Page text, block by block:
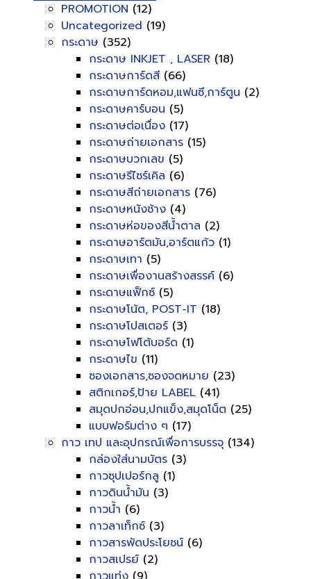
PROMOTION (12)
Uncategorized (19)
กระดาษ (352)
กระดาษ INKJET , LASER (18)
กระดาษการ์ดสี (66)
กระดาษการ์ดหอม,แฟนซี,การ์ตูน (2)
กระดาษคาร์บอน (5)
กระดาษต่อเนื่อง (17)
กระดาษถ่ายเอกสาร (15)
กระดาษบวกเลข (5)
กระดาษรีไซร์เคิล (6)
กระดาษสีถ่ายเอกสาร (76)
กระดาษหนังช้าง (4)
กระดาษห่อของสีน้ำตาล (2)
กระดาษอาร์ตมัน,อาร์ตแก้ว (1)
กระดาษเทา (5)
กระดาษเพื่องานสร้างสรรค์ (6)
กระดาษแฟ็กซ์ (5)
กระดาษโน้ต, POST-IT (18)
กระดาษโปสเตอร์ (3)
กระดาษโฟโต้บอร์ด (1)
กระดาษไข (11)
ซองเอกสาร,ซองจดหมาย (23)
สติกเกอร์,ป้าย LABEL (41)
สมุดปกอ่อน,ปกแข็ง,สมุดโน็ต (25)
แบบฟอร์มต่าง ๆ (17)
กาว เทป และอุปกรณ์เพื่อการบรรจุ (134)
กล่องใส่นามบัตร (3)
กาวซุปเปอร์กลู (1)
กาวดินน้ำมัน (3)
กาวน้ำ (6)
กาวลาเท็กซ์ (3)
กาวสารพัดประโยชน์ (6)
กาวสเปรย์ (2)